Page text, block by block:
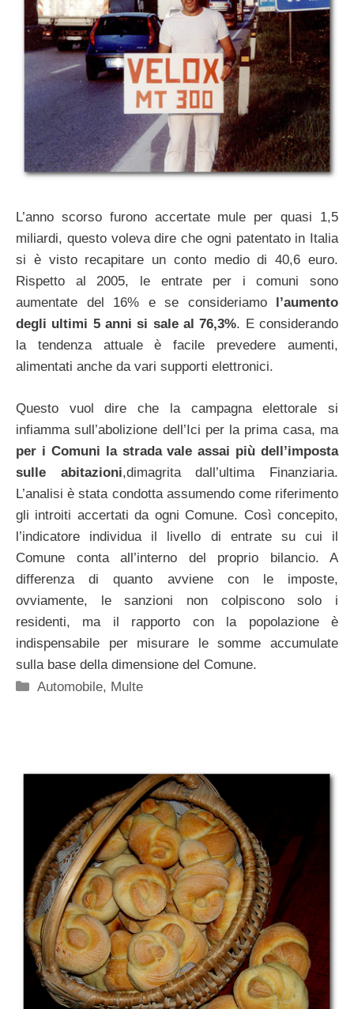
L’anno scorso furono accertate mule per quasi 1,5
miliardi, questo voleva dire che ogni patentato in Italia
si è visto recapitare un conto medio di 40,6 euro.
Rispetto al 2005, le entrate per i comuni sono
aumentate del 16% e se consideriamo
l’aumento
degli ultimi 5 anni si sale al 76,3%. E considerando
la tendenza attuale è facile prevedere aumenti,
alimentati anche da vari supporti elettronici.
Questo vuol dire che la campagna elettorale si
infiamma sull’abolizione dell’Ici per la prima casa, ma
per i Comuni la strada vale assai più dell’imposta
sulle abitazioni,dimagrita dall’ultima Finanziaria.
L’analisi è stata condotta assumendo come riferimento
gli introiti accertati da ogni Comune. Così concepito,
l’indicatore individua il livello di entrate su cui il
Comune conta all’interno del proprio bilancio. A
differenza di quanto avviene con le imposte,
ovviamente, le sanzioni non colpiscono solo i
residenti, ma il rapporto con la popolazione è
indispensabile per misurare le somme accumulate
sulla base della dimensione del Comune.
Categorie
Automobile, Multe